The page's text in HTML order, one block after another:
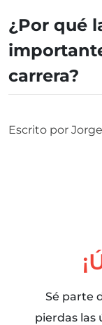
¿Por qué
carrera?
Escrito por
Sé parte
pierdas las